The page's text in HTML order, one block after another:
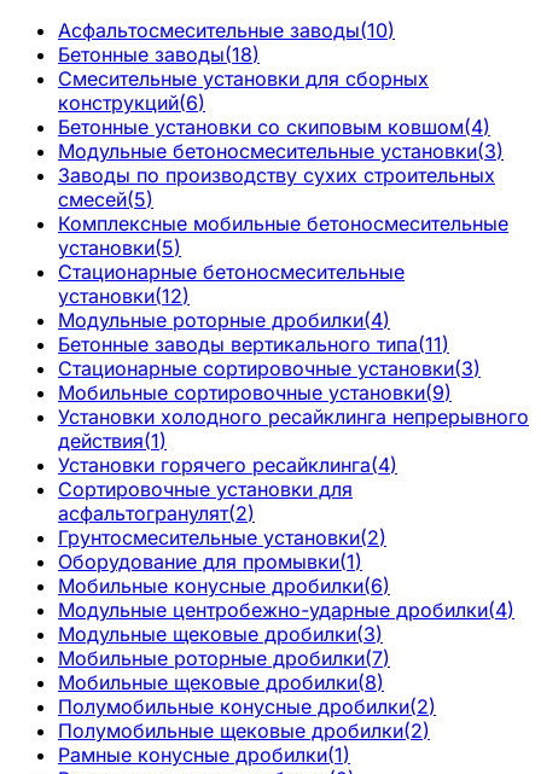
Асфальтосмесительные заводы(10)
Бетонные заводы(18)
Смесительные установки для сборных
конструкций(6)
Бетонные установки со скиповым ковшом(4)
Модульные бетоносмесительные установки(3)
Заводы по производству сухих строительных
смесей(5)
Комплексные мобильные бетоносмесительные
установки(5)
Стационарные бетоносмесительные
установки(12)
Модульные роторные дробилки(4)
Бетонные заводы вертикального типа(11)
Стационарные сортировочные установки(3)
Мобильные сортировочные установки(9)
Установки холодного ресайклинга непрерывного
действия(1)
Установки горячего ресайклинга(4)
Сортировочные установки для
асфальтогранулят(2)
Грунтосмесительные установки(2)
Оборудование для промывки(1)
Мобильные конусные дробилки(6)
Модульные центробежно-ударные дробилки(4)
Модульные щековые дробилки(3)
Мобильные роторные дробилки(7)
Мобильные щековые дробилки(8)
Полумобильные конусные дробилки(2)
Полумобильные щековые дробилки(2)
Рамные конусные дробилки(1)